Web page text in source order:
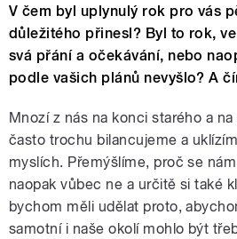
V čem byl uplynulý rok pro vás
důležitého přinesl? Byl to rok,
svá přání a očekávání, nebo
podle vašich plánů nevyšlo? A
Mnozí z nás na konci starého a
často trochu bilancujeme a
myslích. Přemýšlíme, proč se
naopak vůbec ne a určitě si také
bychom měli udělat proto,
samotní i naše okolí mohlo být